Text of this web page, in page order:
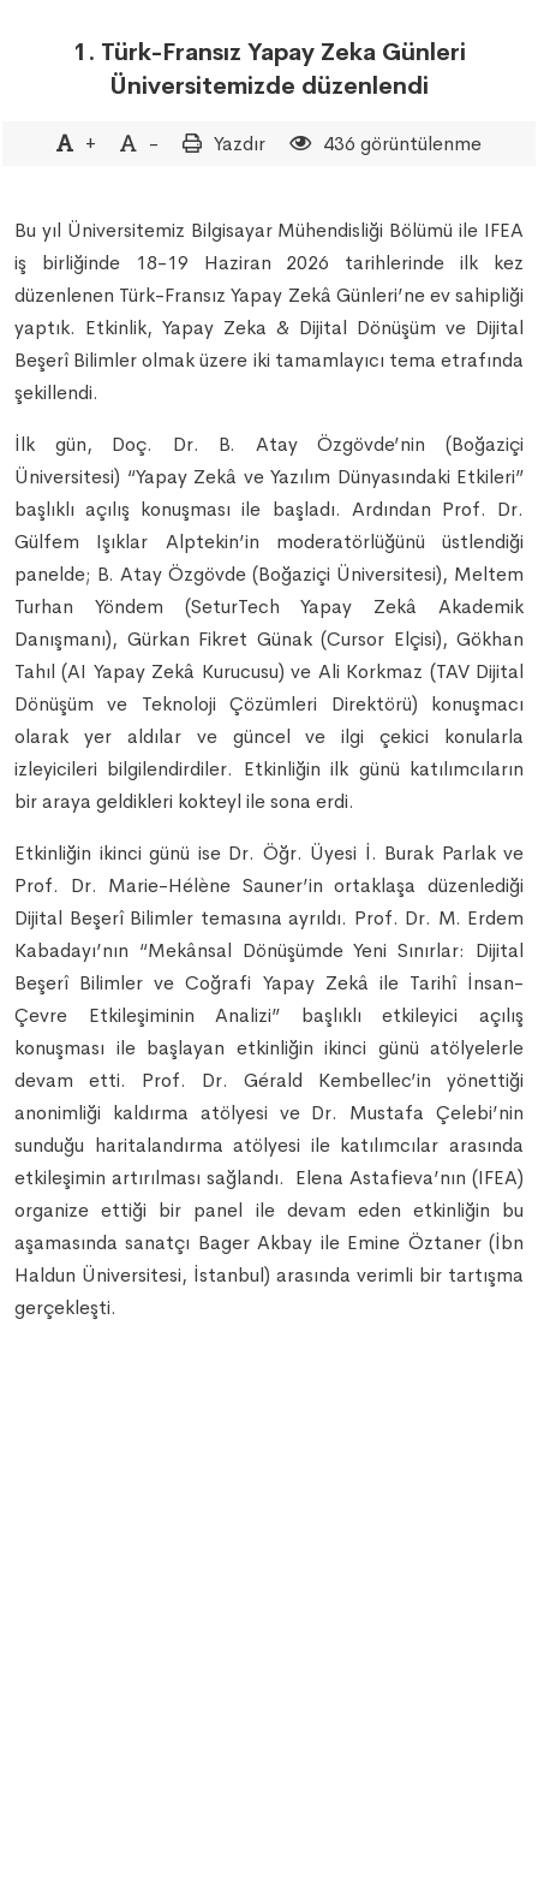
1. Türk-Fransız Yapay Zeka Günleri
Üniversitemizde düzenlendi
+ - Yazdır 436 görüntülenme
Bu yıl Üniversitemiz Bilgisayar Mühendisliği Bölümü ile IFEA
iş birliğinde 18-19 Haziran 2026 tarihlerinde ilk kez
düzenlenen Türk-Fransız Yapay Zekâ Günleri’ne ev sahipliği
yaptık. Etkinlik, Yapay Zeka & Dijital Dönüşüm ve Dijital
Beşerî Bilimler olmak üzere iki tamamlayıcı tema etrafında
şekillendi.
İlk gün, Doç. Dr. B. Atay Özgövde’nin (Boğaziçi
Üniversitesi) “Yapay Zekâ ve Yazılım Dünyasındaki Etkileri”
başlıklı açılış konuşması ile başladı. Ardından Prof. Dr.
Gülfem Işıklar Alptekin’in moderatörlüğünü üstlendiği
panelde; B. Atay Özgövde (Boğaziçi Üniversitesi), Meltem
Turhan Yöndem (SeturTech Yapay Zekâ Akademik
Danışmanı), Gürkan Fikret Günak (Cursor Elçisi), Gökhan
Tahıl (AI Yapay Zekâ Kurucusu) ve Ali Korkmaz (TAV Dijital
Dönüşüm ve Teknoloji Çözümleri Direktörü) konuşmacı
olarak yer aldılar ve güncel ve ilgi çekici konularla
izleyicileri bilgilendirdiler. Etkinliğin ilk günü katılımcıların
bir araya geldikleri kokteyl ile sona erdi.
Etkinliğin ikinci günü ise Dr. Öğr. Üyesi İ. Burak Parlak ve
Prof. Dr. Marie-Hélène Sauner’in ortaklaşa düzenlediği
Dijital Beşerî Bilimler temasına ayrıldı. Prof. Dr. M. Erdem
Kabadayı’nın “Mekânsal Dönüşümde Yeni Sınırlar: Dijital
Beşerî Bilimler ve Coğrafi Yapay Zekâ ile Tarihî İnsan-
Çevre Etkileşiminin Analizi” başlıklı etkileyici açılış
konuşması ile başlayan etkinliğin ikinci günü atölyelerle
devam etti. Prof. Dr. Gérald Kembellec’in yönettiği
anonimliği kaldırma atölyesi ve Dr. Mustafa Çelebi’nin
sunduğu haritalandırma atölyesi ile katılımcılar arasında
etkileşimin artırılması sağlandı. Elena Astafieva’nın (IFEA)
organize ettiği bir panel ile devam eden etkinliğin bu
aşamasında sanatçı Bager Akbay ile Emine Öztaner (İbn
Haldun Üniversitesi, İstanbul) arasında verimli bir tartışma
gerçekleşti.